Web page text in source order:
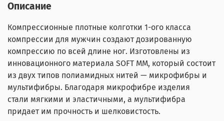
Описание
Компрессионные плотные колготки 1-ого класса
компрессии для мужчин создают дозированную
компрессию по всей длине ног. Изготовлены из
инновационного материала SOFT MM, который состоит
из двух типов полиамидных нитей — микрофибры и
мультифибры. Благодаря микрофибре изделия
стали мягкими и эластичными, а мультифибра
придает им прочность и шелковистость.